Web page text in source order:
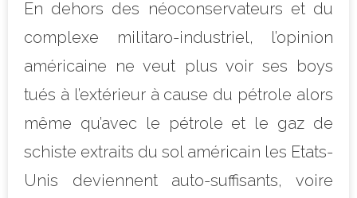
En dehors des néoconservateurs et du
complexe militaro-industriel, l’opinion
américaine ne veut plus voir ses boys
tués à l’extérieur à cause du pétrole alors
même qu’avec le pétrole et le gaz de
schiste extraits du sol américain les Etats-
Unis deviennent auto-suffisants, voire